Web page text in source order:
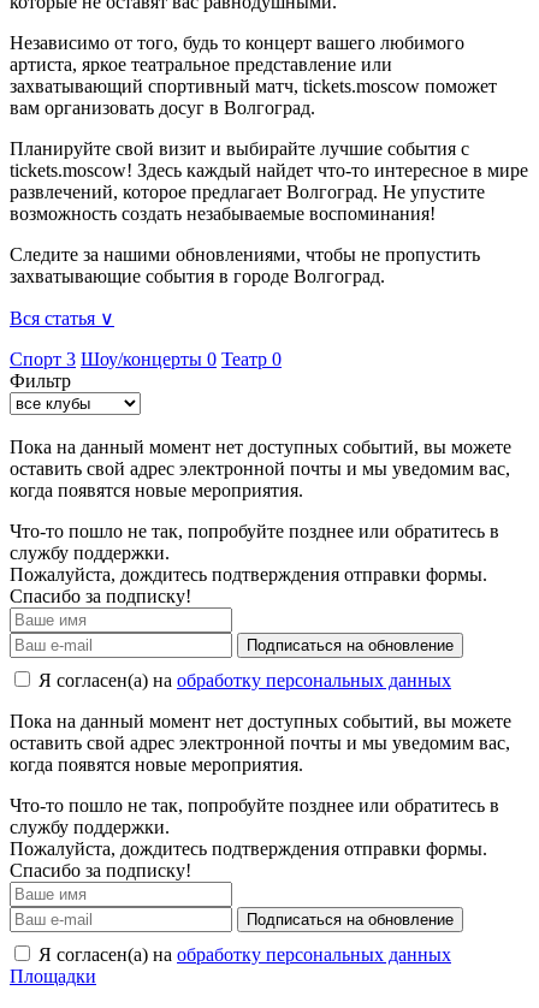
Независимо от того, будь то концерт вашего любимого
артиста, яркое театральное представление или
захватывающий спортивный матч, tickets.moscow поможет
вам организовать досуг в Волгоград.
Планируйте свой визит и выбирайте лучшие события с
tickets.moscow! Здесь каждый найдет что-то интересное в мире
развлечений, которое предлагает Волгоград. Не упустите
возможность создать незабываемые воспоминания!
Следите за нашими обновлениями, чтобы не пропустить
захватывающие события в городе Волгоград.
Вся статья ∨
Спорт 3 Шоу/концерты 0 Театр 0
Фильтр
Пока на данный момент нет доступных событий, вы можете
оставить свой адрес электронной почты и мы уведомим вас,
когда появятся новые мероприятия.
Что-то пошло не так, попробуйте позднее или обратитесь в
службу поддержки.
Пожалуйста, дождитесь подтверждения отправки формы.
Спасибо за подписку!
Подписаться на обновление
Я согласен(а) на обработку персональных данных
Пока на данный момент нет доступных событий, вы можете
оставить свой адрес электронной почты и мы уведомим вас,
когда появятся новые мероприятия.
Что-то пошло не так, попробуйте позднее или обратитесь в
службу поддержки.
Пожалуйста, дождитесь подтверждения отправки формы.
Спасибо за подписку!
Подписаться на обновление
Я согласен(а) на обработку персональных данных
Площадки